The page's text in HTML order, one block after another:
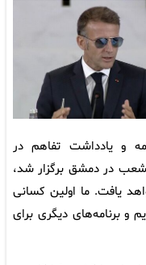
و یادداشت تفاهم در
در دمشق برگزار شد،
یافت. ما اولین کسانی
و برنامه‌های دیگری برای